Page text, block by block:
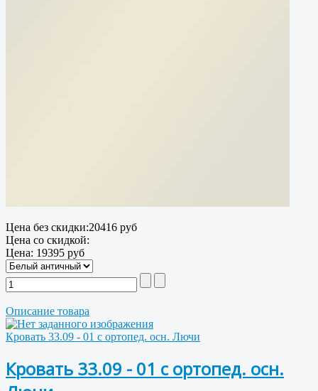
Цена без скидки:20416 руб
Цена со скидкой:
Цена: 19395 руб
Описание товара
Кровать 33.09 - 01 с ортопед. осн. Лючи
Кровать 33.09 - 01 с ортопед. осн.